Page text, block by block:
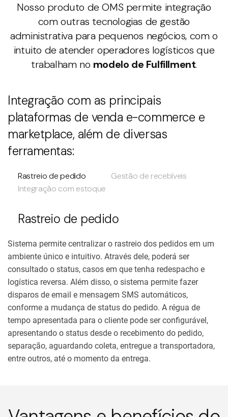
Nosso produto de OMS permite integração
com outras tecnologias de gestão
administrativa para pequenos negócios, com o
intuito de atender operadores logísticos que
trabalham no modelo de Fulfillment.
Integração com as principais
plataformas de venda e-commerce e
marketplace, além de diversas
ferramentas:
Rastreio de pedido
Gestão de recebíveis
Integração com estoque
Rastreio de pedido
Sistema permite centralizar o rastreio dos pedidos em um
ambiente único e intuitivo. Através dele, poderá ser
consultado o status, casos em que tenha redespacho e
logística reversa. Além disso, o sistema permite fazer
disparos de email e mensagem SMS automáticos,
conforme a mudança de status do pedido. A régua de
tempo apresentada para o cliente pode ser configurável,
apresentando o status desde o recebimento do pedido,
separação, aguardando coleta, entregue a transportadora,
entre outros, até o momento da entrega.